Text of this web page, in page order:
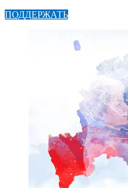
ПОДДЕРЖАТЬ